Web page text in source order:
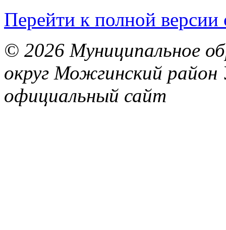
Перейти к полной версии
© 2026 Муниципальное
округ Можгинский район
официальный сайт